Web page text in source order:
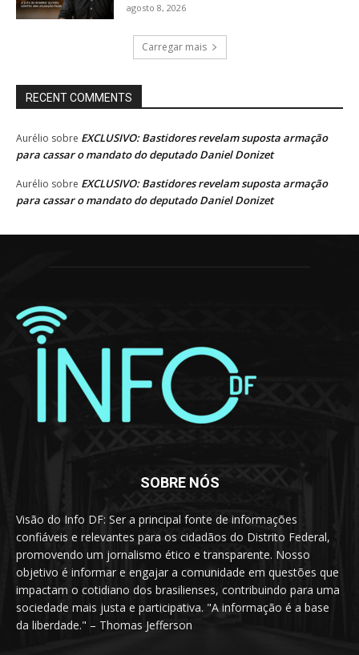
agosto 8, 2026
Carregar mais
RECENT COMMENTS
Aurélio sobre EXCLUSIVO: Bastidores revelam suposta armação
para cassar o mandato do deputado Daniel Donizet
Aurélio sobre EXCLUSIVO: Bastidores revelam suposta armação
para cassar o mandato do deputado Daniel Donizet
SOBRE NÓS
Visão do Info DF: Ser a principal fonte de informações
confiáveis e relevantes para os cidadãos do Distrito Federal,
promovendo um jornalismo ético e transparente. Nosso
objetivo é informar e engajar a comunidade em questões que
impactam o cotidiano dos brasilienses, contribuindo para uma
sociedade mais justa e participativa. "A informação é a base
da liberdade." – Thomas Jefferson